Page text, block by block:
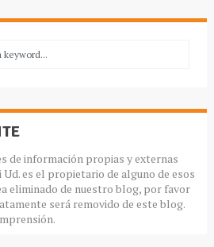
de información propias y externas
es el propietario de alguno de esos
eliminado de nuestro blog, por favor
será removido de este blog.